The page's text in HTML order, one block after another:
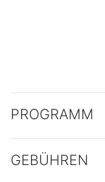
PROGRAMM
GEBÜHREN